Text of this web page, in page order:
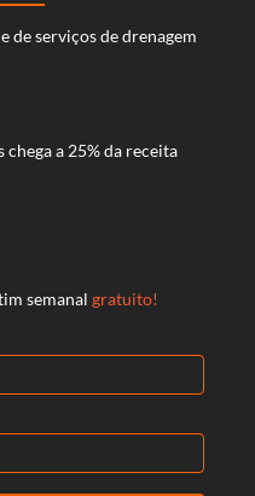
de serviços de drenagem
chega a 25% da receita
semanal gratuito!